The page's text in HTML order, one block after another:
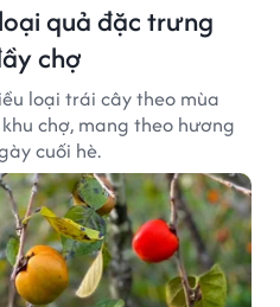
quả đặc trưng
chợ
loại trái cây theo mùa
chợ, mang theo hương
cuối hè.